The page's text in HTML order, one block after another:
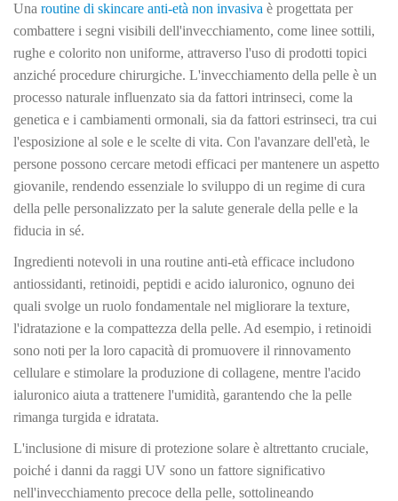
Una routine di skincare anti-età non invasiva è progettata per
combattere i segni visibili dell'invecchiamento, come linee sottili,
rughe e colorito non uniforme, attraverso l'uso di prodotti topici
anziché procedure chirurgiche. L'invecchiamento della pelle è un
processo naturale influenzato sia da fattori intrinseci, come la
genetica e i cambiamenti ormonali, sia da fattori estrinseci, tra cui
l'esposizione al sole e le scelte di vita. Con l'avanzare dell'età, le
persone possono cercare metodi efficaci per mantenere un aspetto
giovanile, rendendo essenziale lo sviluppo di un regime di cura
della pelle personalizzato per la salute generale della pelle e la
fiducia in sé.
Ingredienti notevoli in una routine anti-età efficace includono
antiossidanti, retinoidi, peptidi e acido ialuronico, ognuno dei
quali svolge un ruolo fondamentale nel migliorare la texture,
l'idratazione e la compattezza della pelle. Ad esempio, i retinoidi
sono noti per la loro capacità di promuovere il rinnovamento
cellulare e stimolare la produzione di collagene, mentre l'acido
ialuronico aiuta a trattenere l'umidità, garantendo che la pelle
rimanga turgida e idratata.
L'inclusione di misure di protezione solare è altrettanto cruciale,
poiché i danni da raggi UV sono un fattore significativo
nell'invecchiamento precoce della pelle, sottolineando